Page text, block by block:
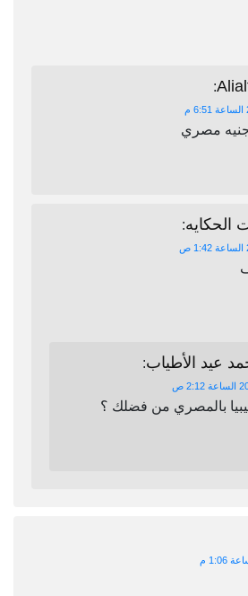
:
الحكايه:
عيد الأطياب:
بالمصري من فضلك ؟